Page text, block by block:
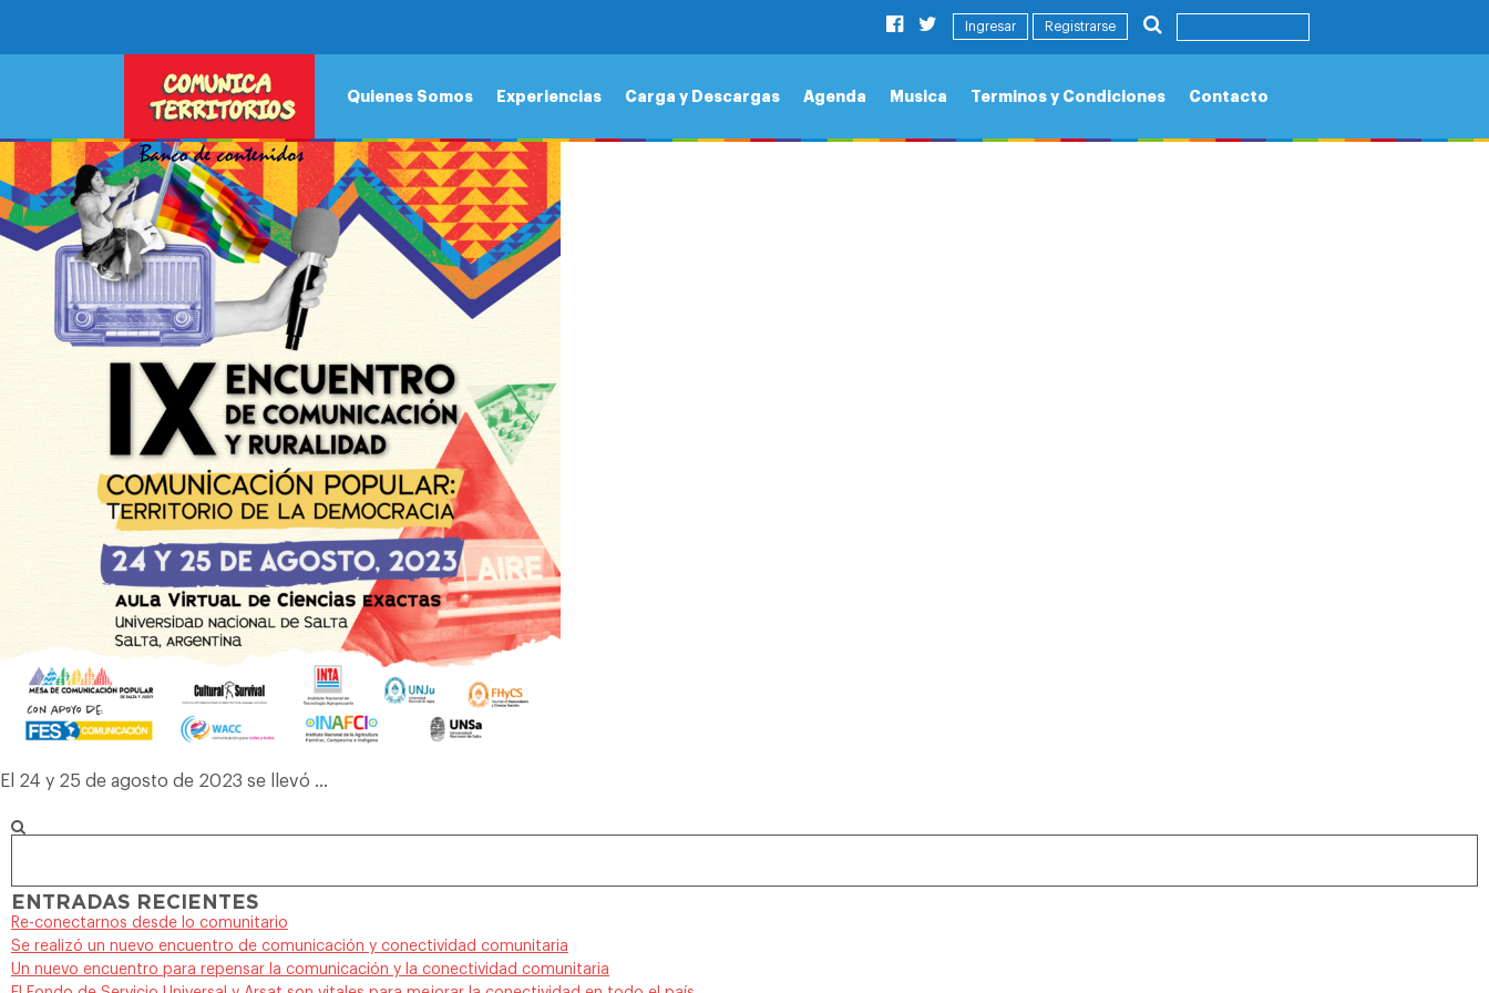
Ingresar Registrarse
Quienes Somos Experiencias Carga y Descargas Agenda Musica Terminos y Condiciones Contacto
SE REALIZÓ EL 9° ENCUENTRO DE COMUNICACIÓN Y RURALIDAD
diciembre 3rd, 2023byhttps://www.comunicaterritorios.org/author/administrador/
El 24 y 25 de agosto de 2023 se llevó …
ENTRADAS RECIENTES
Re-conectarnos desde lo comunitario
Se realizó un nuevo encuentro de comunicación y conectividad comunitaria
Un nuevo encuentro para repensar la comunicación y la conectividad comunitaria